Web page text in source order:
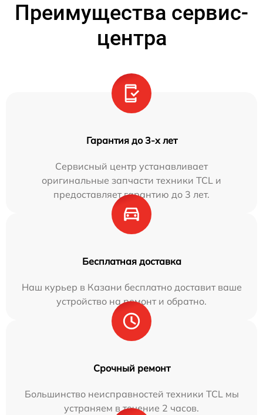
Преимущества сервис-
центра
Гарантия до 3-х лет
Сервисный центр устанавливает
оригинальные запчасти техники TCL и
предоставляет гарантию до 3 лет.
Бесплатная доставка
Наш курьер в Казани бесплатно доставит ваше
устройство на ремонт и обратно.
Срочный ремонт
Большинство неисправностей техники TCL мы
устраняем в течение 2 часов.